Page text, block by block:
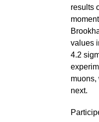
results
values
4.2
muons,
next.